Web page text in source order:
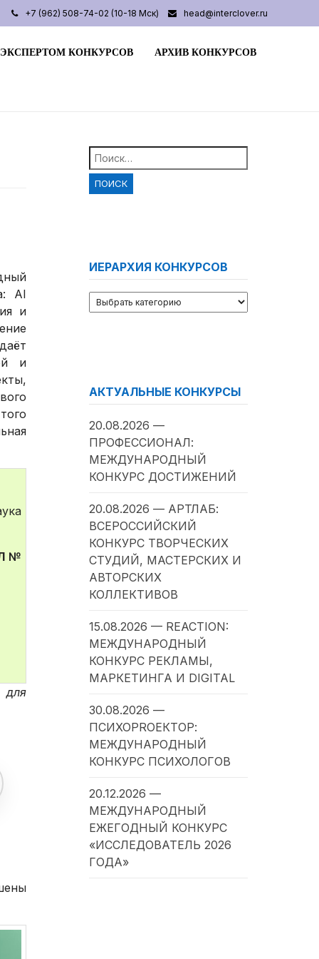
+7 (962) 508-74-02 (10-18 Мск) head@interclover.ru
ЭКСПЕРТОМ КОНКУРСОВ АРХИВ КОНКУРСОВ
AI
и
и
№
для
Найти:
ИЕРАРХИЯ КОНКУРСОВ
АКТУАЛЬНЫЕ КОНКУРСЫ
20.08.2026 —
ПРОФЕССИОНАЛ:
МЕЖДУНАРОДНЫЙ
КОНКУРС ДОСТИЖЕНИЙ
20.08.2026 — АРТЛАБ:
ВСЕРОССИЙСКИЙ
КОНКУРС ТВОРЧЕСКИХ
СТУДИЙ, МАСТЕРСКИХ И
АВТОРСКИХ
КОЛЛЕКТИВОВ
15.08.2026 — REACTION:
МЕЖДУНАРОДНЫЙ
КОНКУРС РЕКЛАМЫ,
МАРКЕТИНГА И DIGITAL
30.08.2026 —
ПСИХОPROЕКТОР:
МЕЖДУНАРОДНЫЙ
КОНКУРС ПСИХОЛОГОВ
20.12.2026 —
МЕЖДУНАРОДНЫЙ
ЕЖЕГОДНЫЙ КОНКУРС
«ИССЛЕДОВАТЕЛЬ 2026
ГОДА»